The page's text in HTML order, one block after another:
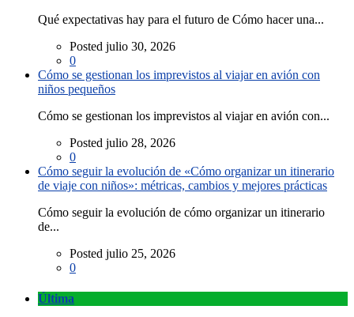
Qué expectativas hay para el futuro de Cómo hacer una...
Posted julio 30, 2026
0
Cómo se gestionan los imprevistos al viajar en avión con
niños pequeños
Cómo se gestionan los imprevistos al viajar en avión con...
Posted julio 28, 2026
0
Cómo seguir la evolución de «Cómo organizar un itinerario
de viaje con niños»: métricas, cambios y mejores prácticas
Cómo seguir la evolución de cómo organizar un itinerario
de...
Posted julio 25, 2026
0
Última